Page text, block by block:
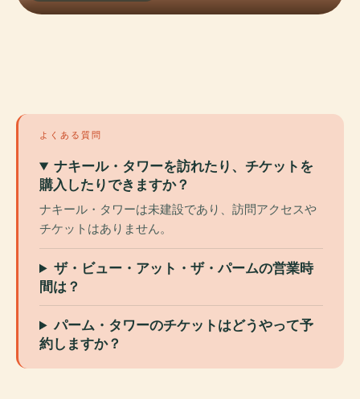
よくある質問
ナキール・タワーを訪れたり、チケットを
購入したりできますか？
ナキール・タワーは未建設であり、訪問アクセスや
チケットはありません。
ザ・ビュー・アット・ザ・パームの営業時
間は？
パーム・タワーのチケットはどうやって予
約しますか？